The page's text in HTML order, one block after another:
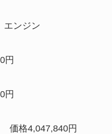
ンジン
円
円
価格4,047,840円